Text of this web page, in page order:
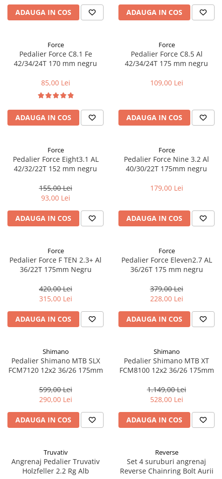
Cricuri bicicleta
Suport bicicleta
Lumini bicicleta
Computer bicicleta
Anvelopa bicicleta
Pinioane
Lant bicicleta
Mansoane si ghidolina
Ghidoane bicicleta
Pipe ghidon
Cuvete bicicleta
Furci bicicleta
Cabluri si camasi
Frana bicicleta
Placute frana bicicleta
Discuri frana bicicleta
Adaptoare frana bicicleta
Frane pe disc
Accesorii frane bicicleta
Spite
Accesorii butuci
Roti
Jante bicicleta
ADAUGA IN COS ADAUGA IN COS
Force
Pedalier Force C8.1 Fe
42/34/24T 170 mm negru
85,00 Lei
ADAUGA IN COS
Force
Pedalier Force C8.5 Al
42/34/24T 175 mm negru
109,00 Lei
ADAUGA IN COS
Force
Pedalier Force Eight3.1 AL
42/32/22T 152 mm negru
155,00 Lei
93,00 Lei
ADAUGA IN COS
Force
Pedalier Force Nine 3.2 Al
40/30/22T 175mm negru
179,00 Lei
ADAUGA IN COS
Force
Pedalier Force F TEN 2.3+ Al
36/22T 175mm Negru
420,00 Lei
315,00 Lei
ADAUGA IN COS
Force
Pedalier Force Eleven2.7 AL
36/26T 175 mm negru
379,00 Lei
228,00 Lei
ADAUGA IN COS
Shimano
Pedalier Shimano MTB SLX
FCM7120 12x2 36/26 175mm
599,00 Lei
290,00 Lei
ADAUGA IN COS
Shimano
Pedalier Shimano MTB XT
FCM8100 12x2 36/26 175mm
1.149,00 Lei
528,00 Lei
ADAUGA IN COS
Truvativ
Angrenaj Pedalier Truvativ
Holzfeller 2.2 Rg Alb
Reverse
Set 4 suruburi angrenaj
Reverse Chainring Bolt Aurii